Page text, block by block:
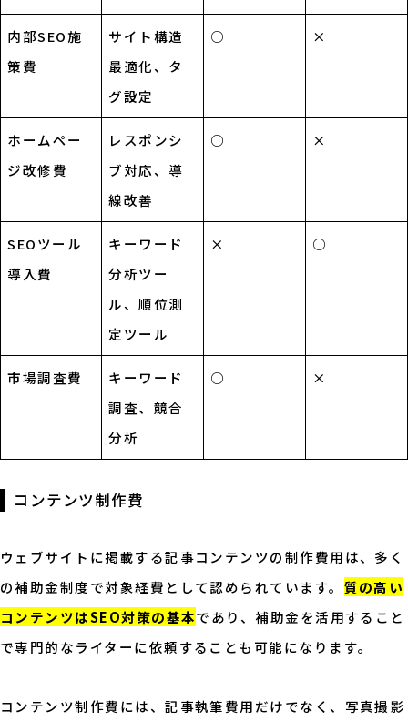
内部SEO施
策費
サイト構造
最適化、タ
グ設定
○ ×
ホームペー
ジ改修費
レスポンシ
ブ対応、導
線改善
○ ×
SEOツール
導入費
キーワード
分析ツー
ル、順位測
定ツール
× ○
市場調査費
キーワード
調査、競合
分析
○ ×
コンテンツ制作費
ウェブサイトに掲載する記事コンテンツの制作費用は、多く
の補助金制度で対象経費として認められています。 質の高い
コンテンツはSEO対策の基本であり、補助金を活用すること
で専門的なライターに依頼することも可能になります。
コンテンツ制作費には、記事執筆費用だけでなく、写真撮影